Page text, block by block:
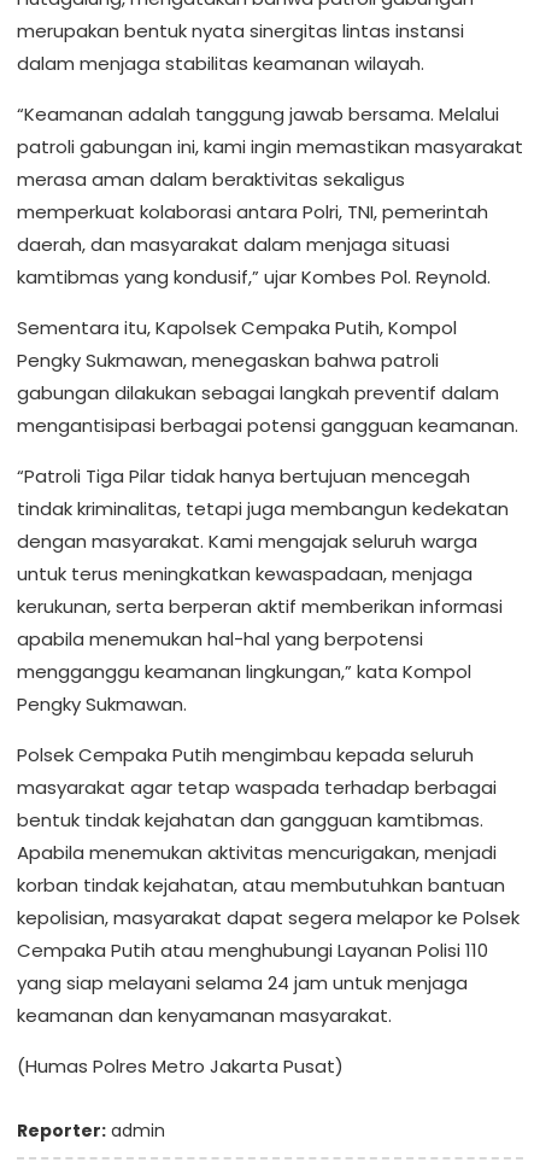
merupakan bentuk nyata sinergitas lintas instansi
dalam menjaga stabilitas keamanan wilayah.
“Keamanan adalah tanggung jawab bersama. Melalui
patroli gabungan ini, kami ingin memastikan masyarakat
merasa aman dalam beraktivitas sekaligus
memperkuat kolaborasi antara Polri, TNI, pemerintah
daerah, dan masyarakat dalam menjaga situasi
kamtibmas yang kondusif,” ujar Kombes Pol. Reynold.
Sementara itu, Kapolsek Cempaka Putih, Kompol
Pengky Sukmawan, menegaskan bahwa patroli
gabungan dilakukan sebagai langkah preventif dalam
mengantisipasi berbagai potensi gangguan keamanan.
“Patroli Tiga Pilar tidak hanya bertujuan mencegah
tindak kriminalitas, tetapi juga membangun kedekatan
dengan masyarakat. Kami mengajak seluruh warga
untuk terus meningkatkan kewaspadaan, menjaga
kerukunan, serta berperan aktif memberikan informasi
apabila menemukan hal-hal yang berpotensi
mengganggu keamanan lingkungan,” kata Kompol
Pengky Sukmawan.
Polsek Cempaka Putih mengimbau kepada seluruh
masyarakat agar tetap waspada terhadap berbagai
bentuk tindak kejahatan dan gangguan kamtibmas.
Apabila menemukan aktivitas mencurigakan, menjadi
korban tindak kejahatan, atau membutuhkan bantuan
kepolisian, masyarakat dapat segera melapor ke Polsek
Cempaka Putih atau menghubungi Layanan Polisi 110
yang siap melayani selama 24 jam untuk menjaga
keamanan dan kenyamanan masyarakat.
(Humas Polres Metro Jakarta Pusat)
Reporter: admin